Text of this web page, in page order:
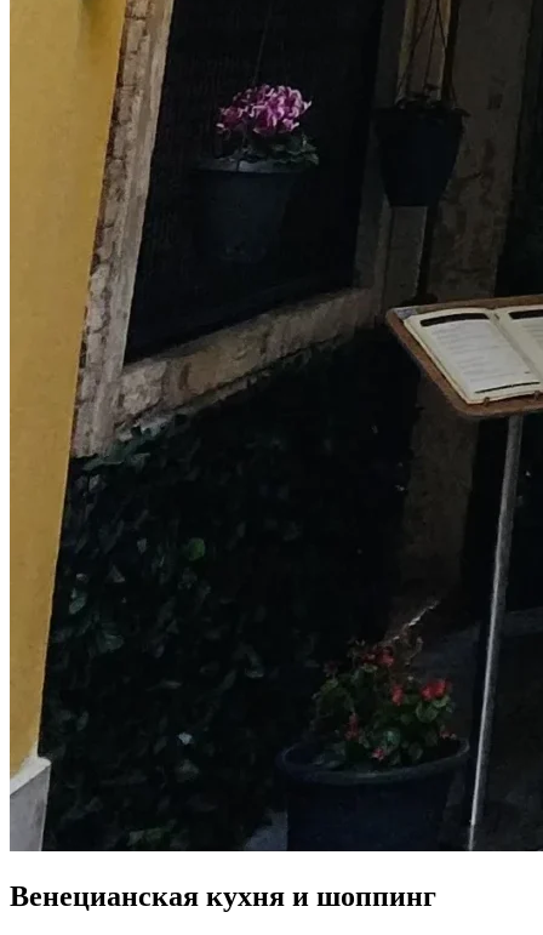
Венецианская кухня и шоппинг